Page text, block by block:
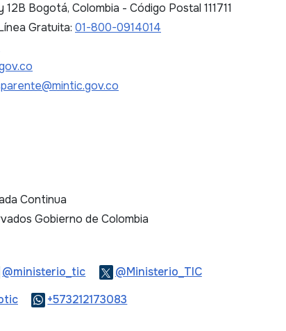
Bogotá, Colombia - Código Postal 111711
Gratuita: 01-800-0914014
Continua
Gobierno de Colombia
@ministerio_ticLogo Tiktok@Ministerio_TICLogo Twitter
Logo Youtube
+573212173083